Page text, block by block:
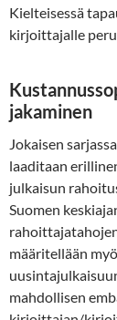
Kielteisessä
kirjoittajalle
jakaminen
Jokaisen
laaditaan
julkaisun
Suomen
määritellään
mahdollisen